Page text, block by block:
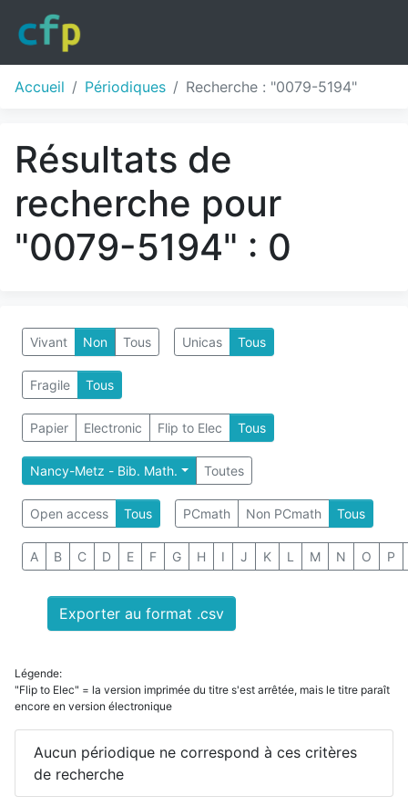
Accueil Périodiques Recherche : "0079-5194"
Résultats de
recherche pour
"0079-5194" : 0
Vivant Non Tous Unicas Tous
Fragile Tous
Papier Electronic Flip to Elec Tous
Nancy-Metz - Bib. Math. Toutes
Open access Tous PCmath Non PCmath Tous
A B C D E F G H I J K L M N O P
Exporter au format .csv
Légende:
"Flip to Elec" = la version imprimée du titre s'est arrêtée, mais le titre paraît
encore en version électronique
Aucun périodique ne correspond à ces critères
de recherche